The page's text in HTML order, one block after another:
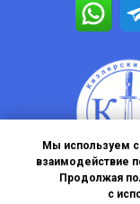
Политика в
Мы используем
взаимодействие
Продолжая
с